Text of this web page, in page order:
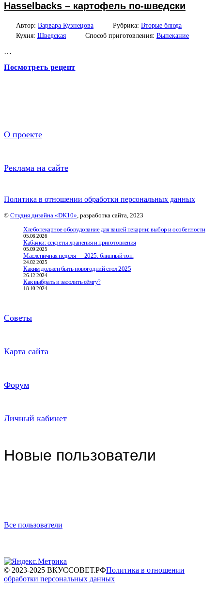
Hasselbacks – картофель по-шведски
Автор: Варвара Кузнецова Рубрика: Вторые блюда
Кухня: Шведская Способ приготовления: Выпекание
…
Посмотреть рецепт
О проекте
Реклама на сайте
Политика в отношении обработки персональных данных
© Студия дизайна «DK10», разработка сайта, 2023
Хлебопекарное оборудование для вашей пекарни: выбор и особенности
05.06.2026
Кабачки: секреты хранения и приготовления
05.09.2025
Масленичная неделя — 2025: блинный топ.
24.02.2025
Каким должен быть новогодний стол 2025
26.12.2024
Как выбрать и засолить сёмгу?
18.10.2024
Советы
Карта сайта
Форум
Личный кабинет
Новые пользователи
Все пользователи
© 2023-2025 ВКУССОВЕТ.РФПолитика в отношении
обработки персональных данных